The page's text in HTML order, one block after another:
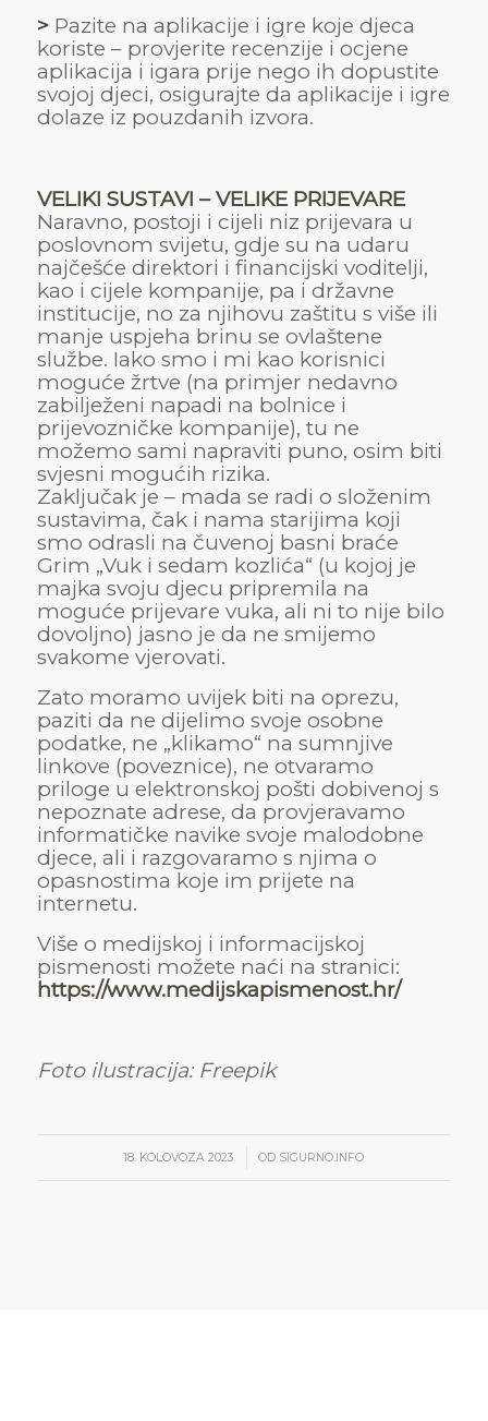
>Pazite na aplikacije i igre koje djeca
koriste – provjerite recenzije i ocjene
aplikacija i igara prije nego ih dopustite
svojoj djeci, osigurajte da aplikacije i igre
dolaze iz pouzdanih izvora.
VELIKI SUSTAVI – VELIKE PRIJEVARE
Naravno, postoji i cijeli niz prijevara u
poslovnom svijetu, gdje su na udaru
najčešće direktori i financijski voditelji,
kao i cijele kompanije, pa i državne
institucije, no za njihovu zaštitu s više ili
manje uspjeha brinu se ovlaštene
službe. Iako smo i mi kao korisnici
moguće žrtve (na primjer nedavno
zabilježeni napadi na bolnice i
prijevozničke kompanije), tu ne
možemo sami napraviti puno, osim biti
svjesni mogućih rizika.
Zaključak je – mada se radi o složenim
sustavima, čak i nama starijima koji
smo odrasli na čuvenoj basni braće
Grim „Vuk i sedam kozlića“ (u kojoj je
majka svoju djecu pripremila na
moguće prijevare vuka, ali ni to nije bilo
dovoljno) jasno je da ne smijemo
svakome vjerovati.
Zato moramo uvijek biti na oprezu,
paziti da ne dijelimo svoje osobne
podatke, ne „klikamo“ na sumnjive
linkove (poveznice), ne otvaramo
priloge u elektronskoj pošti dobivenoj s
nepoznate adrese, da provjeravamo
informatičke navike svoje malodobne
djece, ali i razgovaramo s njima o
opasnostima koje im prijete na
internetu.
Više o medijskoj i informacijskoj
pismenosti možete naći na stranici:
https://www.medijskapismenost.hr/
Foto ilustracija: Freepik
18. KOLOVOZA 2023.
/ OD SIGURNO.INFO